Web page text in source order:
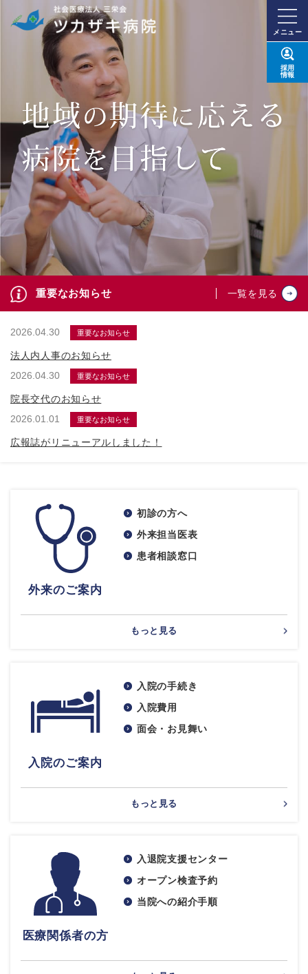
メニュー
採用
情報
重要なお知らせ 一覧を見る
2026.04.30 重要なお知らせ
法人内人事のお知らせ
2026.04.30
重要なお知らせ
院長交代のお知らせ
2026.01.01
重要なお知らせ
広報誌がリニューアルしました！
外来のご案内
初診の方へ
外来担当医表
患者相談窓口
もっと見る
入院のご案内
入院の手続き
入院費用
面会・お見舞い
もっと見る
医療関係者の方
入退院支援センター
オープン検査予約
当院への紹介手順